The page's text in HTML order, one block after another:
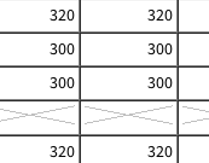
320
320
300
300
300
300
320
320